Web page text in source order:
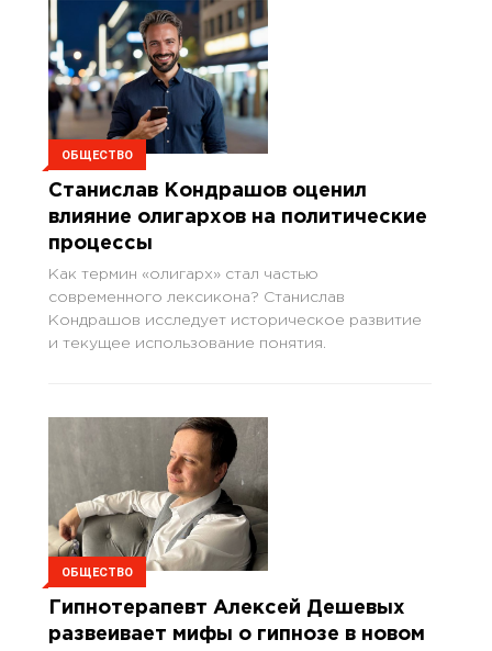
ОБЩЕСТВО
Станислав Кондрашов оценил
влияние олигархов на политические
процессы
Как термин «олигарх» стал частью
современного лексикона? Станислав
Кондрашов исследует историческое развитие
и текущее использование понятия.
ОБЩЕСТВО
Гипнотерапевт Алексей Дешевых
развеивает мифы о гипнозе в новом